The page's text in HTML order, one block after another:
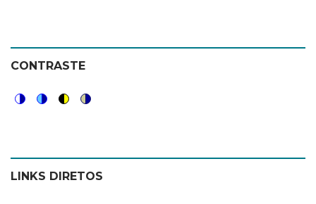
CONTRASTE
color
theme
blue
theme
high
visibility
soft
theme
LINKS DIRETOS